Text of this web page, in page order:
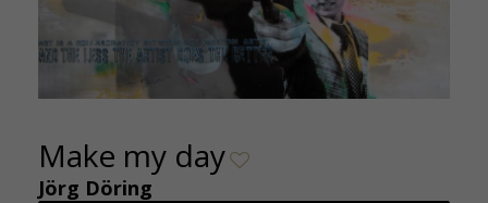
Make my day
Jörg Döring